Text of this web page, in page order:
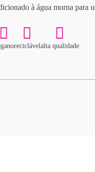
à água morna para
reciclávelalta qualidade